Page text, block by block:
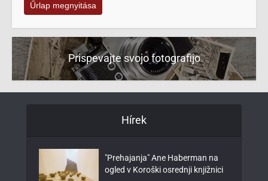
Űrlap megnyitása
Prispevajte svojo fotografijo
Hírek
"Prehajanja" Ane Haberman na
ogled v Koroški osrednji knjižnici